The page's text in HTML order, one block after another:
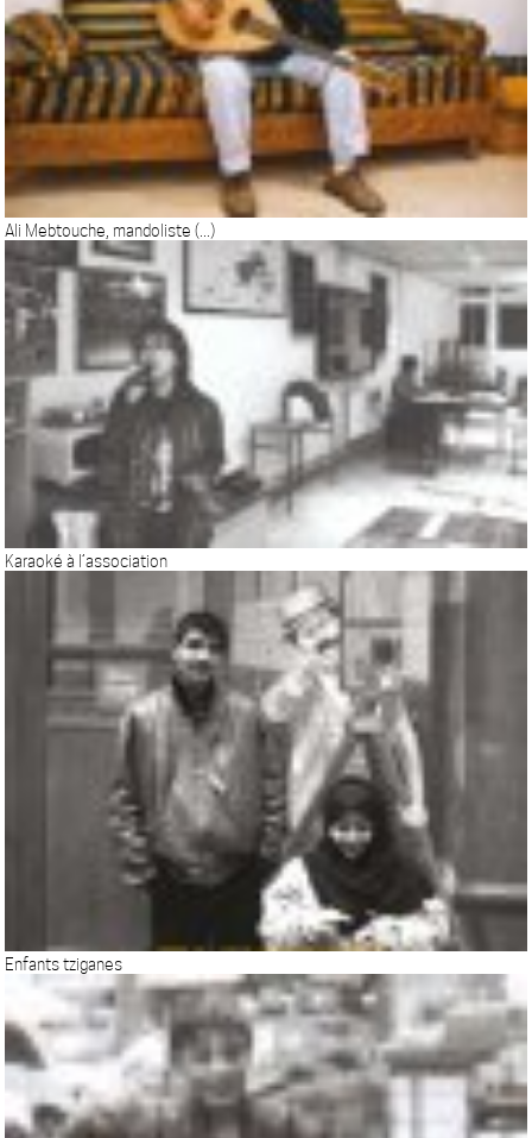
Ali Mebtouche, mandoliste (...)
Karaoké à l’association
Enfants tziganes